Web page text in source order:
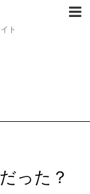
ト
った？